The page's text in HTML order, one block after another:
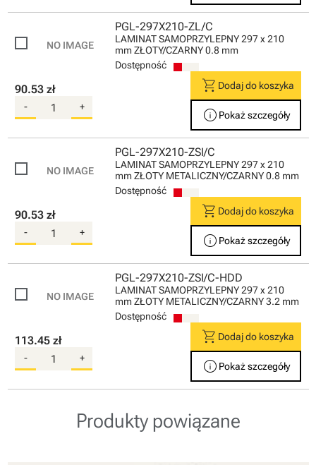
PGL-297X210-ZL/C
LAMINAT SAMOPRZYLEPNY 297 x 210
mm ZŁOTY/CZARNY 0.8 mm
Dostępność
90.53 zł
- +
shopping_cart Dodaj do koszyka
info Pokaż szczegóły
PGL-297X210-ZSI/C
LAMINAT SAMOPRZYLEPNY 297 x 210
mm ZŁOTY METALICZNY/CZARNY 0.8 mm
Dostępność
90.53 zł
- +
shopping_cart Dodaj do koszyka
info Pokaż szczegóły
PGL-297X210-ZSI/C-HDD
LAMINAT SAMOPRZYLEPNY 297 x 210
mm ZŁOTY METALICZNY/CZARNY 3.2 mm
Dostępność
113.45 zł
- +
shopping_cart Dodaj do koszyka
info Pokaż szczegóły
Produkty powiązane